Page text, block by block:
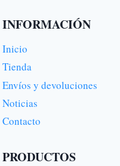
INFORMACIÓN
Inicio
Tienda
Envíos y devoluciones
Noticias
Contacto
PRODUCTOS